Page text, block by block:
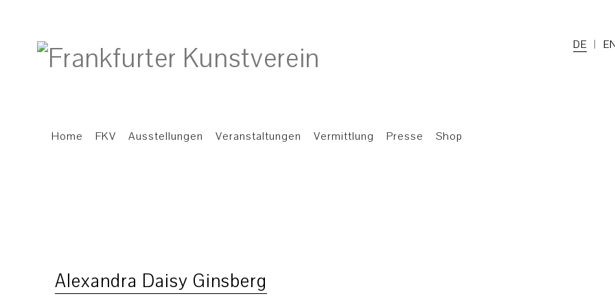
DE
Home FKV Ausstellungen Veranstaltungen Vermittlung Presse Shop
Alexandra Daisy Ginsberg